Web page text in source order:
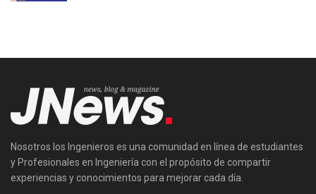
Nosotros los Ingenieros es una comunidad en línea de estudiantes
y Profesionales en Ingeniería con el propósito de compartir
experiencias y conocimientos para mejorar cada día.